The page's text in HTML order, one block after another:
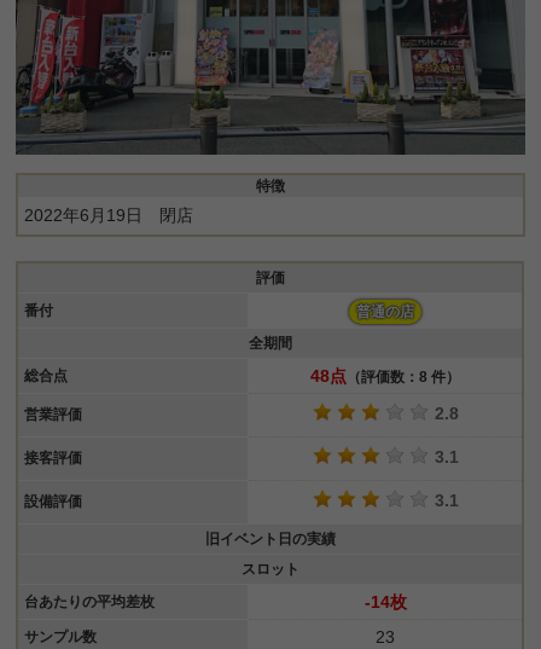
特徴
2022年6月19日 閉店
評価
番付
普通の店
全期間
総合点
48点 （評価数：8 件）
営業評価 2.8
接客評価 3.1
設備評価 3.1
旧イベント日の実績
スロット
台あたりの平均差枚
-14枚
サンプル数 23